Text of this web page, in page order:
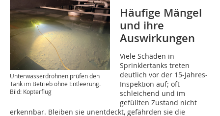
Unterwasserdrohnen prüfen den
Tank im Betrieb ohne Entleerung.
Bild: Kopterflug
Häufige Mängel
und ihre
Auswirkungen
Viele Schäden in
Sprinklertanks treten
deutlich vor der 15-Jahres-
Inspektion auf; oft
schleichend und im
gefüllten Zustand nicht
erkennbar. Bleiben sie unentdeckt, gefährden sie die